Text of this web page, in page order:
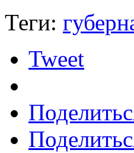
Теги:
Tweet